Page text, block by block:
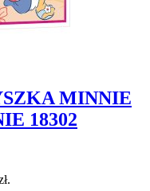
MINNIE
18302
.